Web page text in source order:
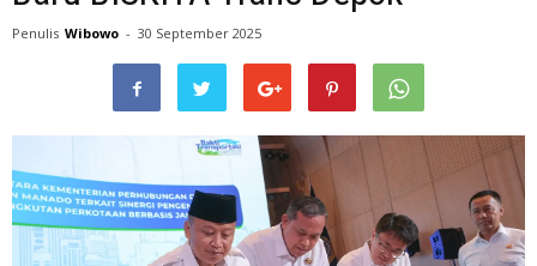
Penulis Wibowo - 30 September 2025